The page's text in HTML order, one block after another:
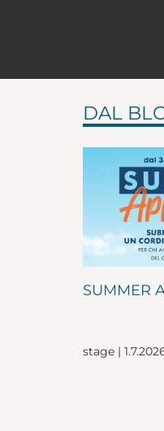
DAL
SUMMER
stage |